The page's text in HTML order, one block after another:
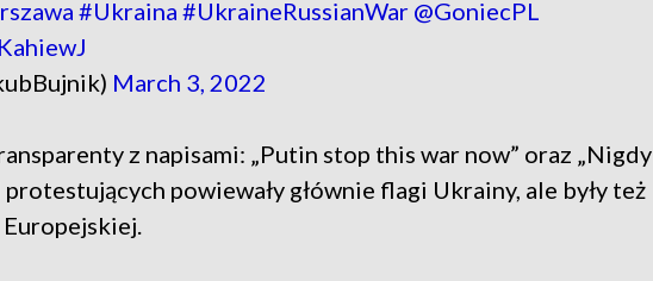
#Ukraina #UkraineRussianWar @GoniecPL
March 3, 2022
z napisami: „Putin stop this war now” oraz „Nigdy
powiewały głównie flagi Ukrainy, ale były też